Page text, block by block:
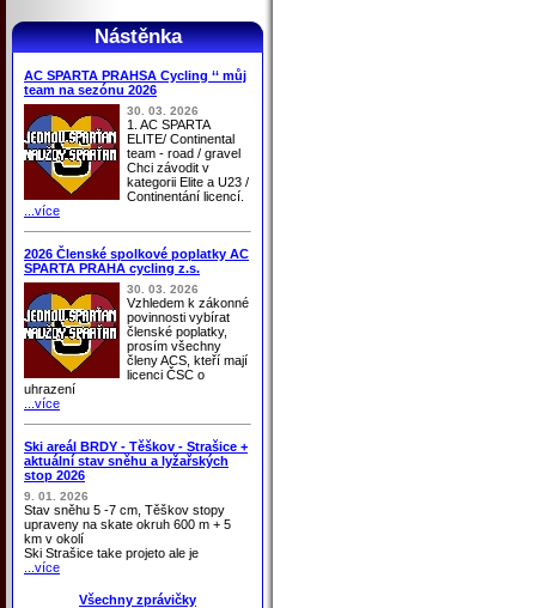
Nástěnka
AC SPARTA PRAHSA Cycling ‘‘ můj
team na sezónu 2026
30. 03. 2026
1. AC SPARTA
ELITE/ Continental
team - road / gravel
Chci závodit v
kategorii Elite a U23 /
Continentání licencí.
...více
2026 Členské spolkové poplatky AC
SPARTA PRAHA cycling z.s.
30. 03. 2026
Vzhledem k zákonné
povinnosti vybírat
členské poplatky,
prosím všechny
členy ACS, kteří mají
licenci ČSC o
uhrazení
...více
Ski areál BRDY - Těškov - Strašice +
aktuální stav sněhu a lyžařských
stop 2026
9. 01. 2026
Stav sněhu 5 -7 cm, Těškov stopy
upraveny na skate okruh 600 m + 5
km v okolí
Ski Strašice take projeto ale je
...více
Všechny zprávičky